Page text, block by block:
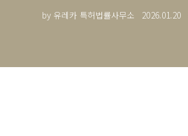
by 유레카 특허법률사무소 2026.01.20